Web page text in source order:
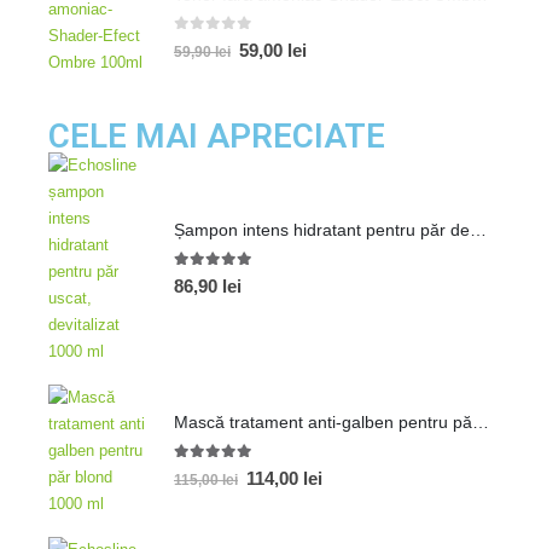
out of 5
59,90lei 59,00 lei
CELE MAI APRECIATE
5.00out of 5
86,90 lei
out of 5
115,00lei 114,00 lei